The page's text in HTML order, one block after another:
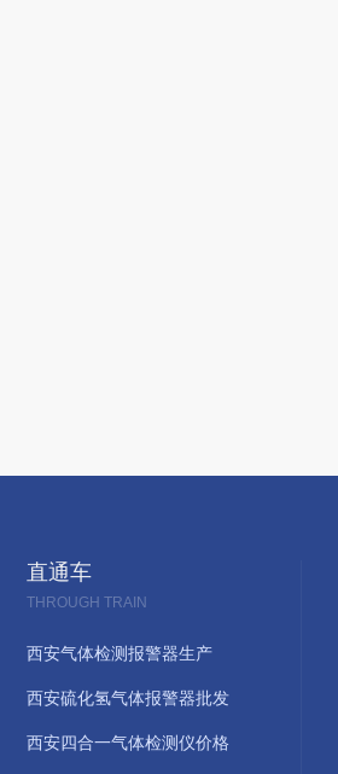
直通车
THROUGH TRAIN
西安气体检测报警器生产
西安硫化氢气体报警器批发
西安四合一气体检测仪价格